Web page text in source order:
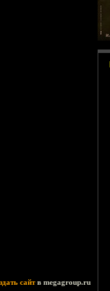
сайтв megagroup.ru